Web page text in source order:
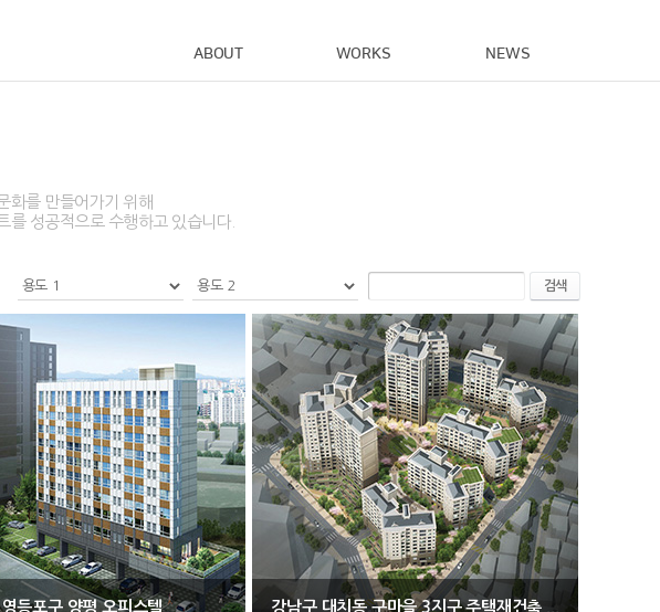
ABOUT WORKS NEWS
화를 만들어가기 위해
를 성공적으로 수행하고 있습니다.
검색
영등포구 양평 오피스텔 강남구 대치동 구마을 3지구 주택재건축 ...